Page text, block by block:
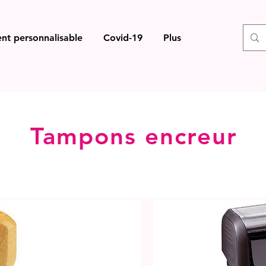
personnalisable Covid-19 Plus
Tampons encreur